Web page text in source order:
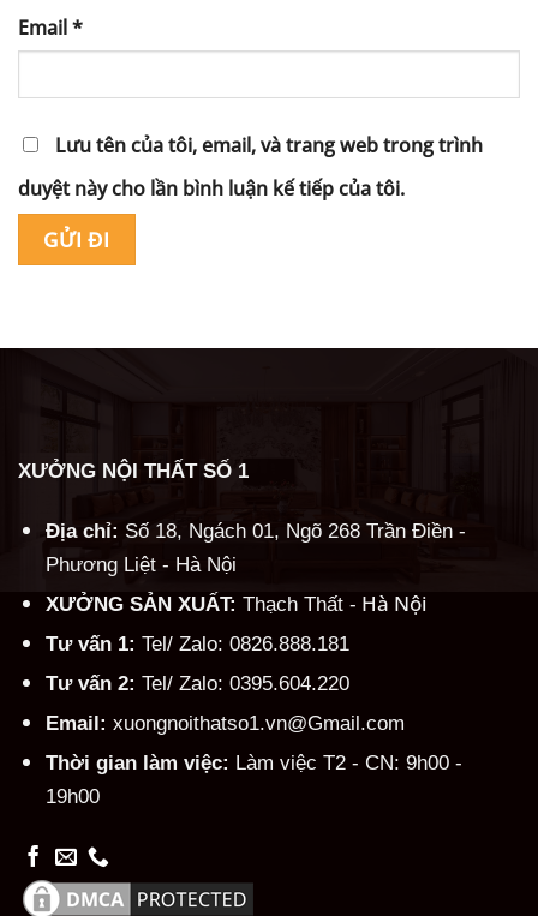
Email*
Lưu tên của tôi, email, và trang web trong trình
duyệt này cho lần bình luận kế tiếp của tôi.
XƯỞNG NỘI THẤT SỐ 1
Địa chỉ: Số 18, Ngách 01, Ngõ 268 Trần Điền -
Phương Liệt - Hà Nội
XƯỞNG SẢN XUẤT: Thạch Thất - Hà Nội
Tư vấn 1: Tel/ Zalo: 0826.888.181
Tư vấn 2: Tel/ Zalo: 0395.604.220
Email: xuongnoithatso1.vn@Gmail.com
Thời gian làm việc: Làm việc T2 - CN: 9h00 -
19h00